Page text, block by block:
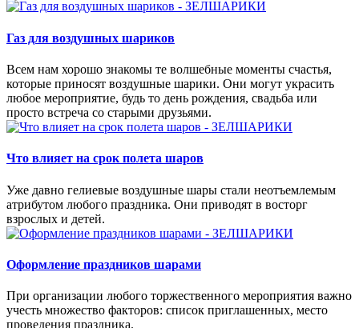
Газ для воздушных шариков
Всем нам хорошо знакомы те волшебные моменты счастья,
которые приносят воздушные шарики. Они могут украсить
любое мероприятие, будь то день рождения, свадьба или
просто встреча со старыми друзьями.
Что влияет на срок полета шаров
Уже давно гелиевые воздушные шары стали неотъемлемым
атрибутом любого праздника. Они приводят в восторг
взрослых и детей.
Оформление праздников шарами
При организации любого торжественного мероприятия важно
учесть множество факторов: список приглашенных, место
проведения праздника.